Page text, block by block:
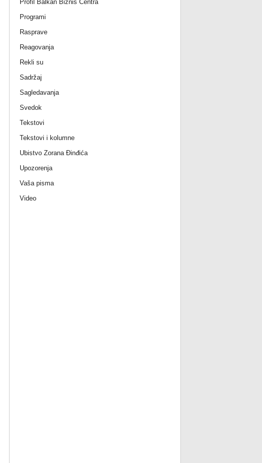
Profil Balkan Biznis Centra
Programi
Rasprave
Reagovanja
Rekli su
Sadržaj
Sagledavanja
Svedok
Tekstovi
Tekstovi i kolumne
Ubistvo Zorana Đinđića
Upozorenja
Vaša pisma
Video